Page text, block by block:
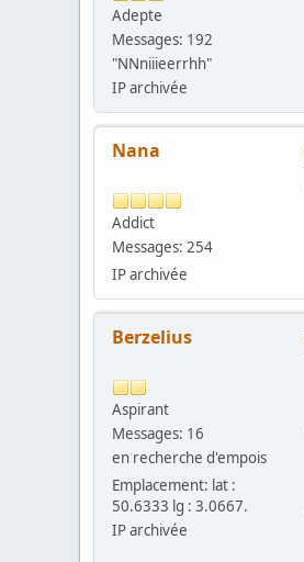
Adepte
Messages: 192
"NNniiieerrhh"
IP archivée
Nana
Addict
Messages: 254
IP archivée
Berzelius
Aspirant
Messages: 16
en recherche d'empois
Emplacement: lat :
50.6333 lg : 3.0667.
IP archivée